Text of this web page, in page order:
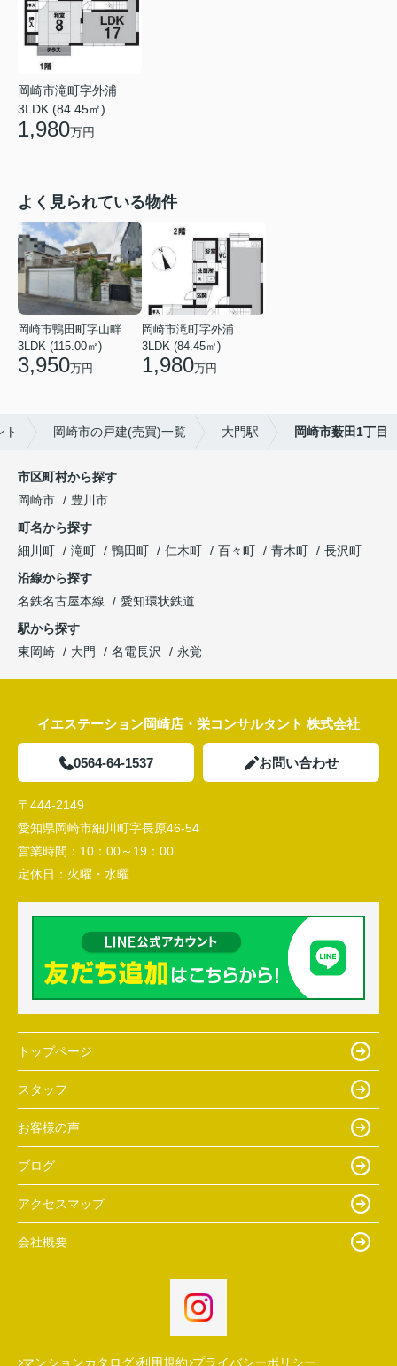
岡崎市滝町字外浦
3LDK (84.45㎡)
1,980万円
よく見られている物件
岡崎市鴨田町字山畔
3LDK (115.00㎡)
3,950万円
岡崎市滝町字外浦
3LDK (84.45㎡)
1,980万円
ト 岡崎市の戸建(売買)一覧 大門駅 岡崎市薮田1丁目
市区町村から探す
岡崎市
豊川市
町名から探す
細川町
滝町 鴨田町 仁木町 百々町 青木町
長沢町
沿線から探す
名鉄名古屋本線
愛知環状鉄道
駅から探す
東岡崎
大門 名電長沢 永覚
イエステーション岡崎店・栄コンサルタント 株式会社
0564-64-1537 お問い合わせ
〒444-2149
愛知県岡崎市細川町字長原46-54
営業時間： 10：00～19：00
定休日： 火曜・水曜
トップページ
スタッフ
お客様の声
ブログ
アクセスマップ
会社概要
マンションカタログ 利用規約 プライバシーポリシー